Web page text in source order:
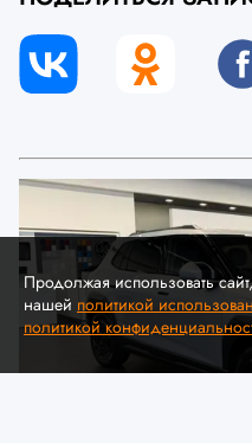
Продолжая использовать
нашей политикой
политикой